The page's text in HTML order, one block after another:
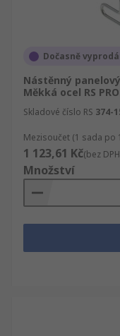
Dočasně
Nástěnný
Měkká ocel RS PRO
Skladové číslo RS 374-
Mezisoučet (1 sada po
1 123,61 Kč(bez
Množství